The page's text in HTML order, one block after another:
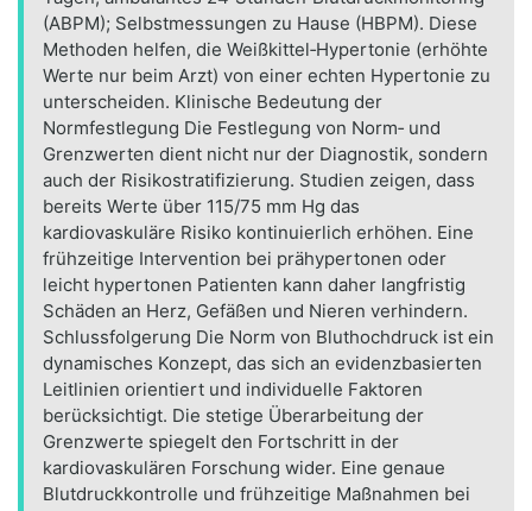
(ABPM); Selbstmessungen zu Hause (HBPM). Diese
Methoden helfen, die Weißkittel‑Hypertonie (erhöhte
Werte nur beim Arzt) von einer echten Hypertonie zu
unterscheiden. Klinische Bedeutung der
Normfestlegung Die Festlegung von Norm‑ und
Grenzwerten dient nicht nur der Diagnostik, sondern
auch der Risikostratifizierung. Studien zeigen, dass
bereits Werte über 115/75 mm Hg das
kardiovaskuläre Risiko kontinuierlich erhöhen. Eine
frühzeitige Intervention bei prähypertonen oder
leicht hypertonen Patienten kann daher langfristig
Schäden an Herz, Gefäßen und Nieren verhindern.
Schlussfolgerung Die Norm von Bluthochdruck ist ein
dynamisches Konzept, das sich an evidenzbasierten
Leitlinien orientiert und individuelle Faktoren
berücksichtigt. Die stetige Überarbeitung der
Grenzwerte spiegelt den Fortschritt in der
kardiovaskulären Forschung wider. Eine genaue
Blutdruckkontrolle und frühzeitige Maßnahmen bei